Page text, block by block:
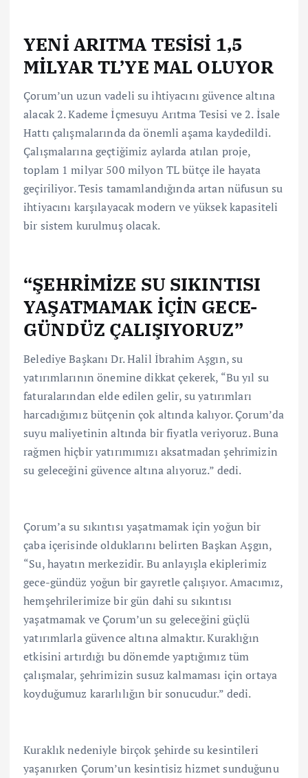
YENİ ARITMA TESİSİ 1,5
MİLYAR TL’YE MAL OLUYOR
Çorum’un uzun vadeli su ihtiyacını güvence altına
alacak 2. Kademe İçmesuyu Arıtma Tesisi ve 2. İsale
Hattı çalışmalarında da önemli aşama kaydedildi.
Çalışmalarına geçtiğimiz aylarda atılan proje,
toplam 1 milyar 500 milyon TL bütçe ile hayata
geçiriliyor. Tesis tamamlandığında artan nüfusun su
ihtiyacını karşılayacak modern ve yüksek kapasiteli
bir sistem kurulmuş olacak.
“ŞEHRİMİZE SU SIKINTISI
YAŞATMAMAK İÇİN GECE-
GÜNDÜZ ÇALIŞIYORUZ”
Belediye Başkanı Dr. Halil İbrahim Aşgın, su
yatırımlarının önemine dikkat çekerek, “Bu yıl su
faturalarından elde edilen gelir, su yatırımları
harcadığımız bütçenin çok altında kalıyor. Çorum’da
suyu maliyetinin altında bir fiyatla veriyoruz. Buna
rağmen hiçbir yatırımımızı aksatmadan şehrimizin
su geleceğini güvence altına alıyoruz.” dedi.
Çorum’a su sıkıntısı yaşatmamak için yoğun bir
çaba içerisinde olduklarını belirten Başkan Aşgın,
“Su, hayatın merkezidir. Bu anlayışla ekiplerimiz
gece-gündüz yoğun bir gayretle çalışıyor. Amacımız,
hemşehrilerimize bir gün dahi su sıkıntısı
yaşatmamak ve Çorum’un su geleceğini güçlü
yatırımlarla güvence altına almaktır. Kuraklığın
etkisini artırdığı bu dönemde yaptığımız tüm
çalışmalar, şehrimizin susuz kalmaması için ortaya
koyduğumuz kararlılığın bir sonucudur.” dedi.
Kuraklık nedeniyle birçok şehirde su kesintileri
yaşanırken Çorum’un kesintisiz hizmet sunduğunu